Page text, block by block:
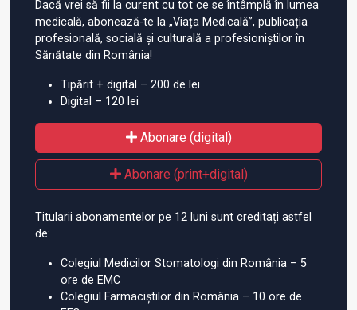
Dacă vrei să fii la curent cu tot ce se întâmplă în lumea
medicală, abonează-te la „Viața Medicală”, publicația
profesională, socială și culturală a profesioniștilor în
Sănătate din România!
Tipărit + digital – 200 de lei
Digital – 120 lei
Abonare (digital)
Abonare (print+digital)
Titularii abonamentelor pe 12 luni sunt creditați astfel
de:
Colegiul Medicilor Stomatologi din România – 5
ore de EMC
Colegiul Farmaciștilor din România – 10 ore de